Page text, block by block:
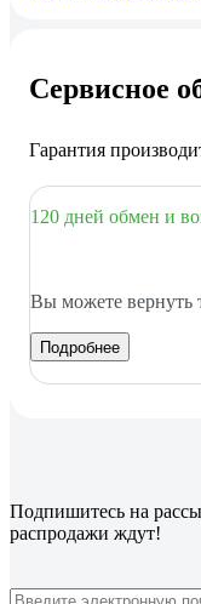
Сервисное
Гарантия
120 дней обмен и
Вы можете вернуть
Подробнее
Подпишитесь на
распродажи ждут!